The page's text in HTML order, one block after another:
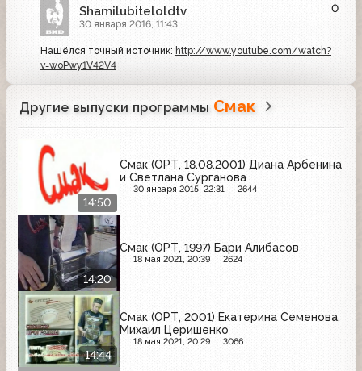
Shamilubiteloldtv
30 января 2016, 11:43
0
Нашёлся точный источник: http://www.youtube.com/watch?
v=woPwy1V42V4
Другие выпуски программы Смак
14:50
Смак (ОРТ, 18.08.2001) Диана Арбенина
и Светлана Сурганова
30 января 2015, 22:31 2644
14:20
Смак (ОРТ, 1997) Бари Алибасов
18 мая 2021, 20:39 2624
14:44
Смак (ОРТ, 2001) Екатерина Семенова,
Михаил Церишенко
18 мая 2021, 20:29 3066